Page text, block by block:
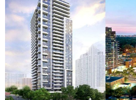
大多伦多地区楼花开发商名录
楼花地图
楼花转让专区
多伦多市中心楼花项目
怡陶碧谷社区介绍